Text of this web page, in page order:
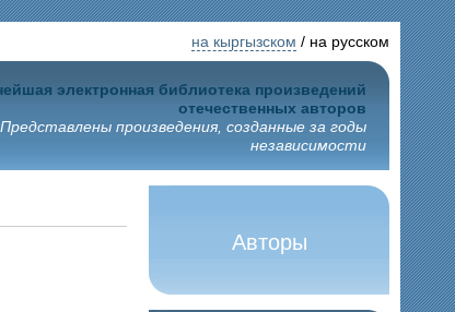
на кыргызском / на русском
электронная библиотека произведений
отечественных авторов
Представлены произведения, созданные за годы
независимости
Авторы